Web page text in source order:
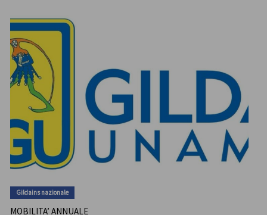
Gildains nazionale
MOBILITA’ ANNUALE